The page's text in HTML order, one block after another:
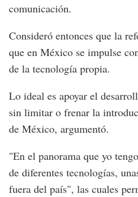
comunicación.
Consideró entonces que la
que en México se impulse
de la tecnología propia.
Lo ideal es apoyar el
sin limitar o frenar la
de México, argumentó.
"En el panorama que yo
de diferentes tecnologías,
fuera del país", las cuales